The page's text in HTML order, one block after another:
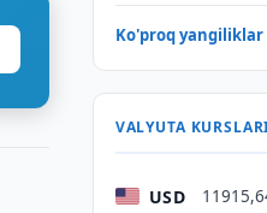
Ko'proq
VALYUTA
USD